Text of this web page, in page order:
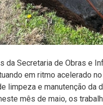
da Secretaria de Obras e
em ritmo acelerado
limpeza e manutenção da
mês de maio, os